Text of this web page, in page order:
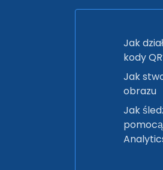
Jak
kody
Jak
obrazu
Jak